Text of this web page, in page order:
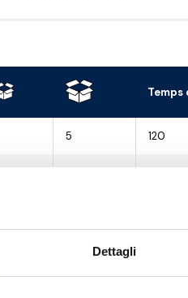
Dettagli
Temps
5 120